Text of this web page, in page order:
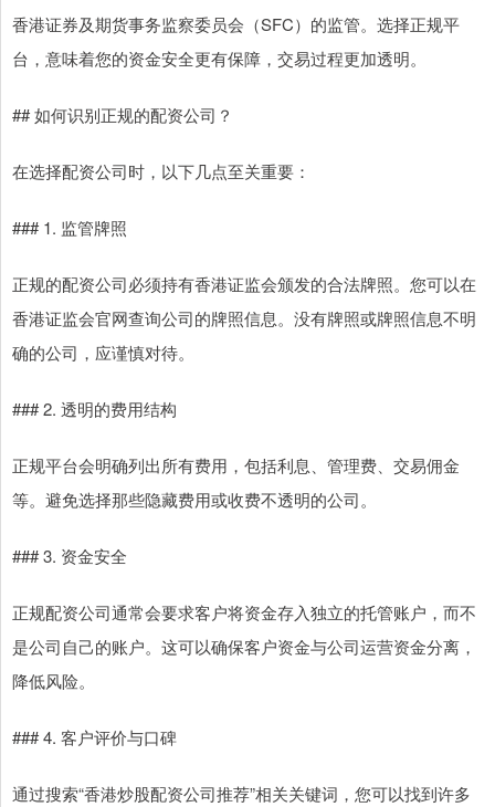
香港证券及期货事务监察委员会（SFC）的监管。选择正规平
台，意味着您的资金安全更有保障，交易过程更加透明。
## 如何识别正规的配资公司？
在选择配资公司时，以下几点至关重要：
### 1. 监管牌照
正规的配资公司必须持有香港证监会颁发的合法牌照。您可以在
香港证监会官网查询公司的牌照信息。没有牌照或牌照信息不明
确的公司，应谨慎对待。
### 2. 透明的费用结构
正规平台会明确列出所有费用，包括利息、管理费、交易佣金
等。避免选择那些隐藏费用或收费不透明的公司。
### 3. 资金安全
正规配资公司通常会要求客户将资金存入独立的托管账户，而不
是公司自己的账户。这可以确保客户资金与公司运营资金分离，
降低风险。
### 4. 客户评价与口碑
通过搜索“香港炒股配资公司推荐”相关关键词，您可以找到许多